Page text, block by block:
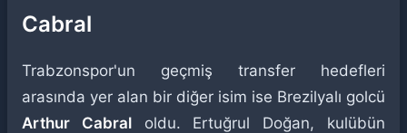
Cabral
Trabzonspor'un geçmiş transfer hedefleri
arasında yer alan bir diğer isim ise Brezilyalı golcü
Arthur Cabraloldu. Ertuğrul Doğan, kulübün